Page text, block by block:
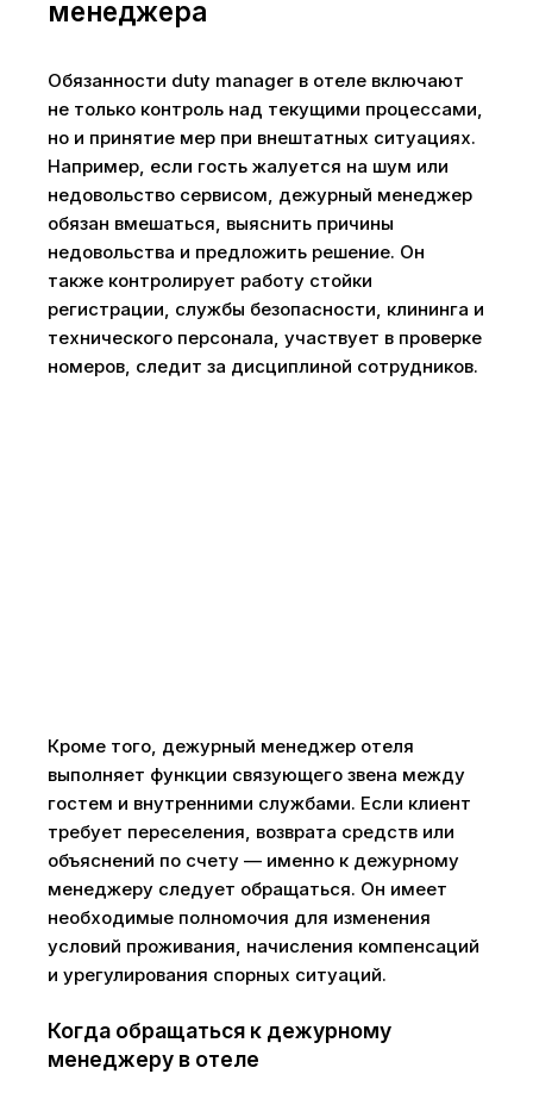
менеджера
Обязанности duty manager в отеле включают
не только контроль над текущими процессами,
но и принятие мер при внештатных ситуациях.
Например, если гость жалуется на шум или
недовольство сервисом, дежурный менеджер
обязан вмешаться, выяснить причины
недовольства и предложить решение. Он
также контролирует работу стойки
регистрации, службы безопасности, клининга и
технического персонала, участвует в проверке
номеров, следит за дисциплиной сотрудников.
Кроме того, дежурный менеджер отеля
выполняет функции связующего звена между
гостем и внутренними службами. Если клиент
требует переселения, возврата средств или
объяснений по счету — именно к дежурному
менеджеру следует обращаться. Он имеет
необходимые полномочия для изменения
условий проживания, начисления компенсаций
и урегулирования спорных ситуаций.
Когда обращаться к дежурному
менеджеру в отеле